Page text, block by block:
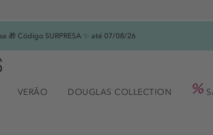
🎁 Código SURPRESA ✨ até 07/08/26
VERÃO DOUGLAS COLLECTION